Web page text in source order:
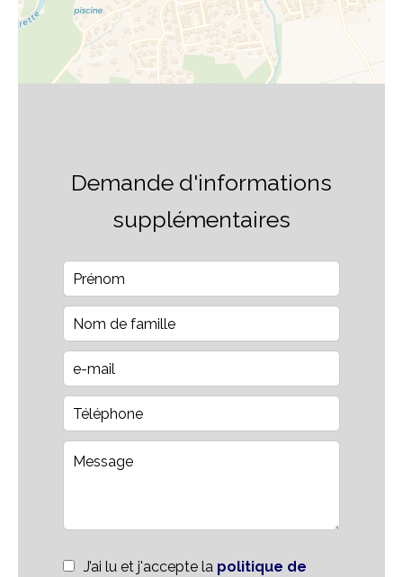
Demande d'informations
supplémentaires
J’ai lu et j'accepte la politique de